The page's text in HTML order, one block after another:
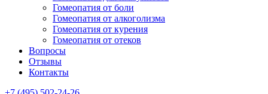
Гомеопатия от боли
Гомеопатия от алкоголизма
Гомеопатия от курения
Гомеопатия от отеков
Вопросы
Отзывы
Контакты